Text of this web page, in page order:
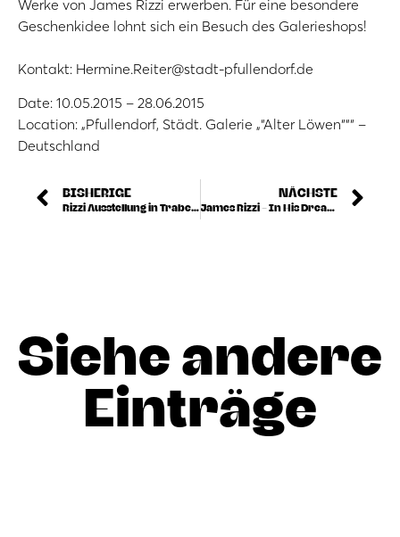
Werke von James Rizzi erwerben. Für eine besondere
Geschenkidee lohnt sich ein Besuch des Galerieshops!
Kontakt: Hermine.Reiter@stadt-pfullendorf.de
Date: 10.05.2015 – 28.06.2015
Location: „Pfullendorf, Städt. Galerie „“Alter Löwen“““ –
Deutschland
BISHERIGE
Rizzi Ausstellung in Traben-Trarbach
NÄCHSTE
James Rizzi – In His Dreams
Siehe andere
Einträge